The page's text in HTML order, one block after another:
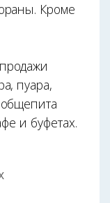
Кроме
пуара,
и буфетах.